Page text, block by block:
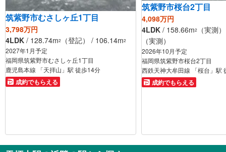
筑紫野市むさしヶ丘1丁目
3,798万円
4LDK / 128.74m2 （登記） / 106.14m2
2027年1月予定
福岡県筑紫野市むさしヶ丘1丁目
鹿児島本線 「天拝山」駅 徒歩14分
成約でもらえる
筑紫野市桜台2丁目
4,098万円
4LDK / 158.66m2
（実測
（実測）
2026年10月予定
福岡県筑紫野市桜台2丁目
西鉄天神大牟田線 「桜台」駅
成約でもらえる